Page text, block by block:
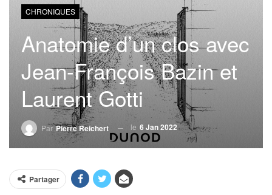
CHRONIQUES
Anatomie d’un clos avec
Jean-François Bazin et
Laurent Gotti
ParPierre Reichert le 6 Jan 2022
Partager